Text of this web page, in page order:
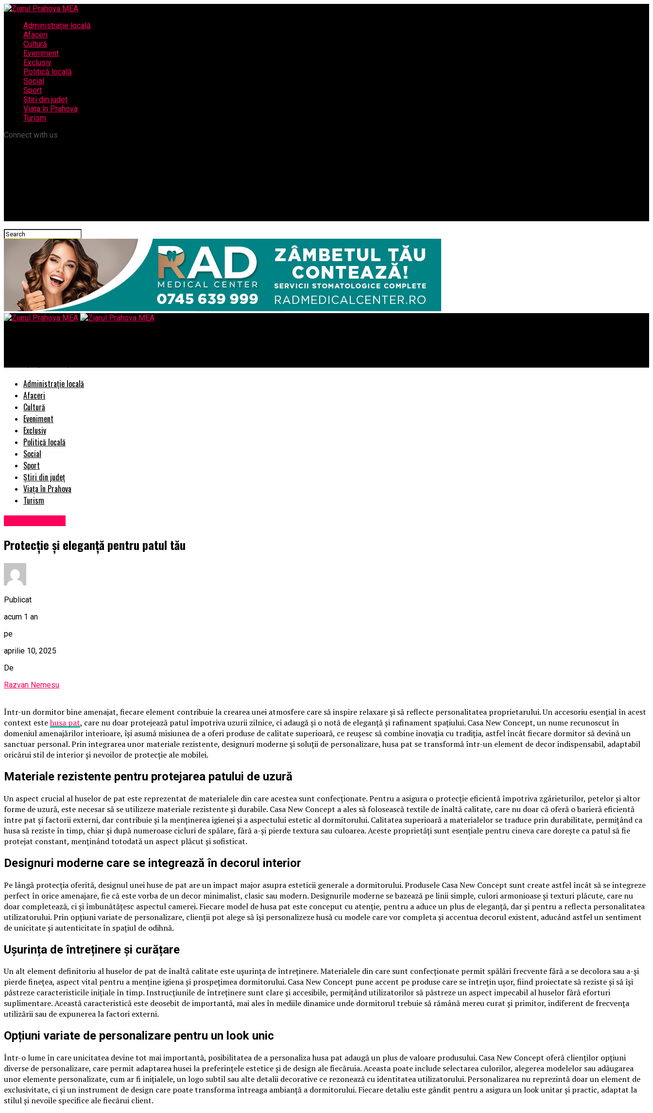
Administrație locală
Afaceri
Cultură
Eveniment
Exclusiv
Politică locală
Social
Sport
Știri din județ
Viața în Prahova
Turism
Connect with us
Administrație locală
Afaceri
Cultură
Eveniment
Exclusiv
Politică locală
Social
Sport
Știri din județ
Viața în Prahova
Turism
Protecție și eleganță pentru patul tău
Publicat
acum 1 an
pe
aprilie 10, 2025
De
Razvan Nemesu
Într-un dormitor bine amenajat, fiecare element contribuie la crearea unei atmosfere care să inspire relaxare și să reflecte personalitatea proprietarului. Un accesoriu esențial în acest
context estehusa pat, care nu doar protejează patul împotriva uzurii zilnice, ci adaugă și o notă de eleganță și rafinament spațiului. Casa New Concept, un nume recunoscut în
domeniul amenajărilor interioare, își asumă misiunea de a oferi produse de calitate superioară, ce reușesc să combine inovația cu tradiția, astfel încât fiecare dormitor să devină un
sanctuar personal. Prin integrarea unor materiale rezistente, designuri moderne și soluții de personalizare, husa pat se transformă într-un element de decor indispensabil, adaptabil
oricărui stil de interior și nevoilor de protecție ale mobilei.
Materiale rezistente pentru protejarea patului de uzură
Un aspect crucial al huselor de pat este reprezentat de materialele din care acestea sunt confecționate. Pentru a asigura o protecție eficientă împotriva zgârieturilor, petelor și altor
forme de uzură, este necesar să se utilizeze materiale rezistente și durabile. Casa New Concept a ales să folosească textile de înaltă calitate, care nu doar că oferă o barieră eficientă
între pat și factorii externi, dar contribuie și la menținerea igienei și a aspectului estetic al dormitorului. Calitatea superioară a materialelor se traduce prin durabilitate, permițând ca
husa să reziste în timp, chiar și după numeroase cicluri de spălare, fără a-și pierde textura sau culoarea. Aceste proprietăți sunt esențiale pentru cineva care dorește ca patul să fie
protejat constant, menținând totodată un aspect plăcut și sofisticat.
Designuri moderne care se integrează în decorul interior
Pe lângă protecția oferită, designul unei huse de pat are un impact major asupra esteticii generale a dormitorului. Produsele Casa New Concept sunt create astfel încât să se integreze
perfect în orice amenajare, fie că este vorba de un decor minimalist, clasic sau modern. Designurile moderne se bazează pe linii simple, culori armonioase și texturi plăcute, care nu
doar completează, ci și îmbunătățesc aspectul camerei. Fiecare model de husa pat este conceput cu atenție, pentru a aduce un plus de eleganță, dar și pentru a reflecta personalitatea
utilizatorului. Prin opțiuni variate de personalizare, clienții pot alege să își personalizeze husă cu modele care vor completa și accentua decorul existent, aducând astfel un sentiment
de unicitate și autenticitate în spațiul de odihnă.
Ușurința de întreținere și curățare
Un alt element definitoriu al huselor de pat de înaltă calitate este ușurința de întreținere. Materialele din care sunt confecționate permit spălări frecvente fără a se decolora sau a-și
pierde finețea, aspect vital pentru a menține igiena și prospețimea dormitorului. Casa New Concept pune accent pe produse care se întrețin ușor, fiind proiectate să reziste și să își
păstreze caracteristicile inițiale în timp. Instrucțiunile de întreținere sunt clare și accesibile, permițând utilizatorilor să păstreze un aspect impecabil al huselor fără eforturi
suplimentare. Această caracteristică este deosebit de importantă, mai ales în mediile dinamice unde dormitorul trebuie să rămână mereu curat și primitor, indiferent de frecvența
utilizării sau de expunerea la factori externi.
Opțiuni variate de personalizare pentru un look unic
Într-o lume în care unicitatea devine tot mai importantă, posibilitatea de a personaliza husa pat adaugă un plus de valoare produsului. Casa New Concept oferă clienților opțiuni
diverse de personalizare, care permit adaptarea husei la preferințele estetice și de design ale fiecăruia. Aceasta poate include selectarea culorilor, alegerea modelelor sau adăugarea
unor elemente personalizate, cum ar fi inițialele, un logo subtil sau alte detalii decorative ce rezonează cu identitatea utilizatorului. Personalizarea nu reprezintă doar un element de
exclusivitate, ci și un instrument de design care poate transforma întreaga ambianță a dormitorului. Fiecare detaliu este gândit pentru a asigura un look unitar și practic, adaptat la
stilul și nevoile specifice ale fiecărui client.